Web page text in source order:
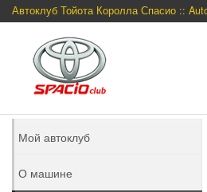
Автоклуб Тойота Королла Спасио ::
Мой автоклуб
О машине